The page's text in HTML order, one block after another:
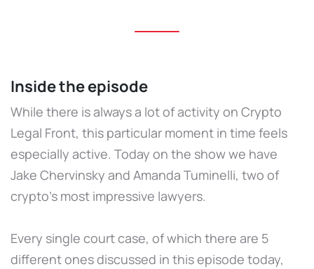
Inside the episode
While there is always a lot of activity on Crypto
Legal Front, this particular moment in time feels
especially active. Today on the show we have
Jake Chervinsky and Amanda Tuminelli, two of
crypto’s most impressive lawyers.
Every single court case, of which there are 5
different ones discussed in this episode today,